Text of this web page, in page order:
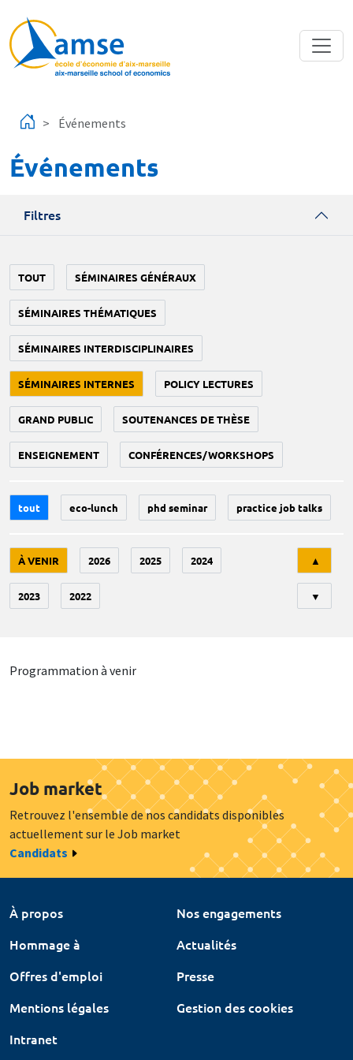
Événements
Événements
Filtres
TOUT SÉMINAIRES GÉNÉRAUX
SÉMINAIRES THÉMATIQUES
SÉMINAIRES INTERDISCIPLINAIRES
SÉMINAIRES INTERNES POLICY LECTURES
GRAND PUBLIC SOUTENANCES DE THÈSE
ENSEIGNEMENT CONFÉRENCES/WORKSHOPS
tout eco-lunch phd seminar practice job talks
À VENIR 2026 2025 2024
2023 2022
▲
▼
Programmation à venir
Job market
Retrouvez l'ensemble de nos candidats disponibles
actuellement sur le Job market
Candidats
À propos
Nos engagements
Hommage à
Actualités
Offres d'emploi
Presse
Mentions légales
Gestion des cookies
Intranet